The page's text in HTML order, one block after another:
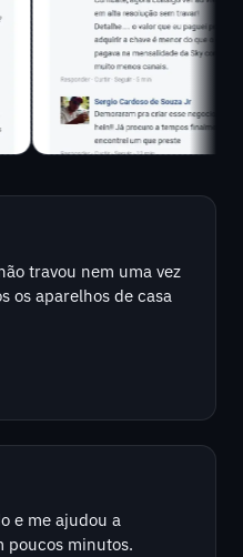
travou nem uma vez
os aparelhos de casa
e me ajudou a
poucos minutos.